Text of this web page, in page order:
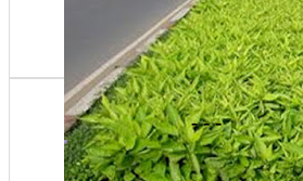
- - -